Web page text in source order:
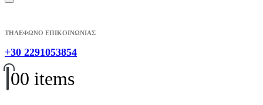
ΤΗΛΕΦΩΝΟ ΕΠΙΚΟΙΝΩΝΙΑΣ
+30 2291053854
00 items